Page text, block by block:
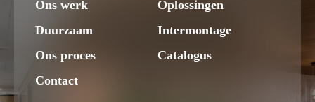
Ons werk
Oplossingen
Duurzaam
Intermontage
Ons proces
Catalogus
Contact